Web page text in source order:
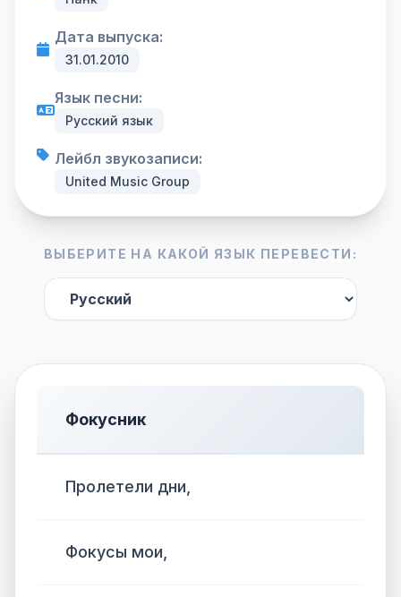
Дата выпуска:
31.01.2010
Язык песни:
Русский язык
Лейбл звукозаписи:
United Music Group
ВЫБЕРИТЕ НА КАКОЙ ЯЗЫК ПЕРЕВЕСТИ:
Фокусник
Пролетели дни,
Фокусы мои,